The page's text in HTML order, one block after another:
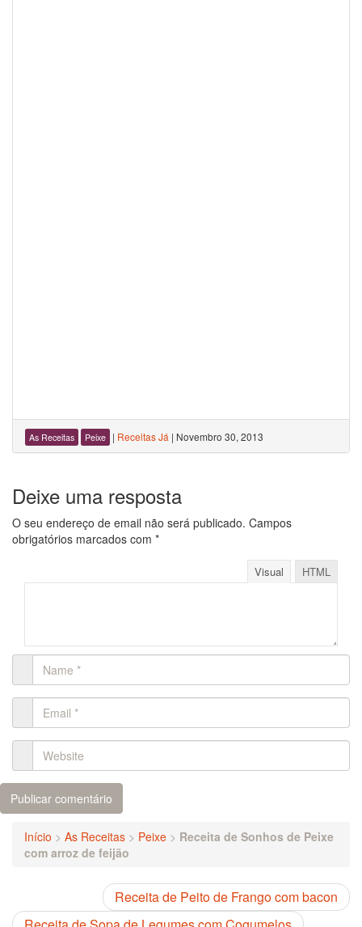
As Receitas Peixe | Receitas Já | Novembro 30, 2013
Deixe uma resposta
O seu endereço de email não será publicado. Campos
obrigatórios marcados com *
Visual HTML
Início > As Receitas > Peixe > Receita de Sonhos de Peixe
com arroz de feijão
Receita de Peito de Frango com bacon